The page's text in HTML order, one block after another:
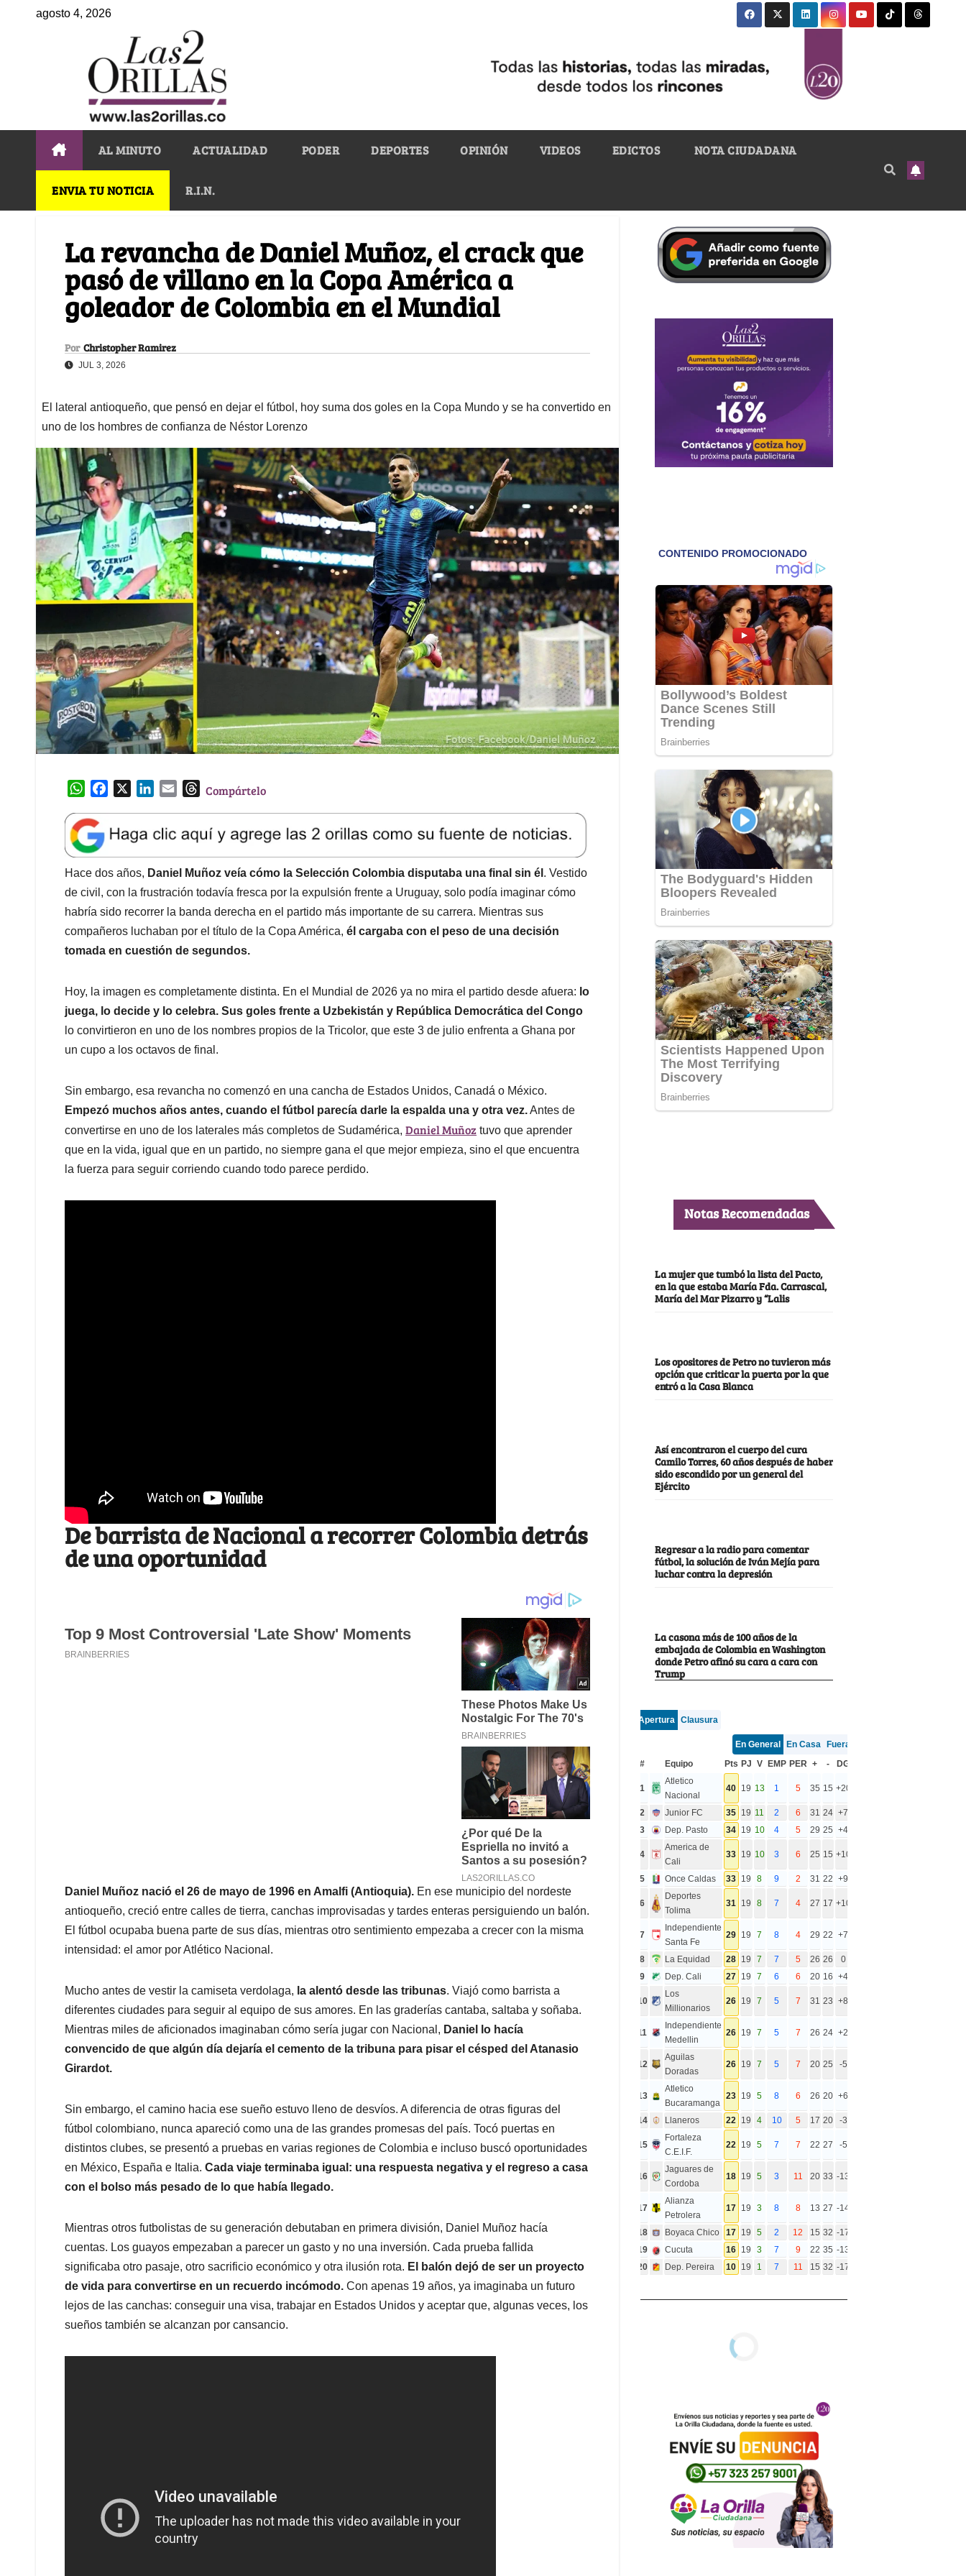
agosto 4, 2026
AL MINUTO ACTUALIDAD PODER DEPORTES OPINIÓN VIDEOS EDICTOS NOTA CIUDADANA
ENVIA TU NOTICIA R.I.N.
La revancha de Daniel Muñoz, el crack que
pasó de villano en la Copa América a
goleador de Colombia en el Mundial
Por Christopher Ramirez
JUL 3, 2026
El lateral antioqueño, que pensó en dejar el fútbol, hoy suma dos goles en la Copa Mundo y se ha convertido en
uno de los hombres de confianza de Néstor Lorenzo
W
a
t
s
A
p
p
e
b
o
o
k
k
e
d
I
n
l
T
e
a
d
s
Compártelo
Hace dos años, Daniel Muñoz veía cómo la Selección Colombia disputaba una final sin él . Vestido
de civil, con la frustración todavía fresca por la expulsión frente a Uruguay, solo podía imaginar cómo
habría sido recorrer la banda derecha en el partido más importante de su carrera. Mientras sus
compañeros luchaban por el título de la Copa América, él cargaba con el peso de una decisión
tomada en cuestión de segundos.
Hoy, la imagen es completamente distinta. En el Mundial de 2026 ya no mira el partido desde afuera: lo
juega, lo decide y lo celebra. Sus goles frente a Uzbekistán y República Democrática del Congo
lo convirtieron en uno de los nombres propios de la Tricolor, que este 3 de julio enfrenta a Ghana por
un cupo a los octavos de final.
Sin embargo, esa revancha no comenzó en una cancha de Estados Unidos, Canadá o México.
Empezó muchos años antes, cuando el fútbol parecía darle la espalda una y otra vez.Antes de
convertirse en uno de los laterales más completos de Sudamérica, Daniel Muñoz tuvo que aprender
que en la vida, igual que en un partido, no siempre gana el que mejor empieza, sino el que encuentra
la fuerza para seguir corriendo cuando todo parece perdido.
De barrista de Nacional a recorrer Colombia detrás
de una oportunidad
Daniel Muñoz nació el 26 de mayo de 1996 en Amalfi (Antioquia). En ese municipio del nordeste
antioqueño, creció entre calles de tierra, canchas improvisadas y tardes enteras persiguiendo un balón.
El fútbol ocupaba buena parte de sus días, mientras otro sentimiento empezaba a crecer con la misma
intensidad: el amor por Atlético Nacional.
Mucho antes de vestir la camiseta verdolaga, la alentó desde las tribunas. Viajó como barrista a
diferentes ciudades para seguir al equipo de sus amores. En las graderías cantaba, saltaba y soñaba.
Mientras miles de aficionados imaginaban cómo sería jugar con Nacional, Daniel lo hacía
convencido de que algún día dejaría el cemento de la tribuna para pisar el césped del Atanasio
Girardot.
Sin embargo, el camino hacia ese sueño estuvo lleno de desvíos. A diferencia de otras figuras del
fútbol colombiano, nunca apareció como una de las grandes promesas del país. Tocó puertas en
distintos clubes, se presentó a pruebas en varias regiones de Colombia e incluso buscó oportunidades
en México, España e Italia. Cada viaje terminaba igual: una respuesta negativa y el regreso a casa
con el bolso más pesado de lo que había llegado.
Mientras otros futbolistas de su generación debutaban en primera división, Daniel Muñoz hacía
cuentas. Los guayos empezaban a parecer un gasto y no una inversión. Cada prueba fallida
significaba otro pasaje, otro sacrificio económico y otra ilusión rota. El balón dejó de ser un proyecto
de vida para convertirse en un recuerdo incómodo. Con apenas 19 años, ya imaginaba un futuro
lejos de las canchas: conseguir una visa, trabajar en Estados Unidos y aceptar que, algunas veces, los
sueños también se alcanzan por cansancio.
Notas Recomendadas
La mujer que tumbó la lista del Pacto,
en la que estaba María Fda. Carrascal,
María del Mar Pizarro y “Lalis
Los opositores de Petro no tuvieron más
opción que criticar la puerta por la que
entró a la Casa Blanca
Así encontraron el cuerpo del cura
Camilo Torres, 60 años después de haber
sido escondido por un general del
Ejército
Regresar a la radio para comentar
fútbol, la solución de Iván Mejía para
luchar contra la depresión
La casona más de 100 años de la
embajada de Colombia en Washington
donde Petro afinó su cara a cara con
Trump
Apertura Clausura
En General En Casa
Fuera
#
Equipo Pts PJ V EMP PER + - DG
1
Atletico
Nacional
40 19 13 1 5 35 15 +20
2 Junior FC 35 19 11 2 6 31 24 +7
3
Dep. Pasto 34 19 10 4 5 29 25 +4
4
America de
Cali
33 19 10 3 6 25 15 +10
5 Once Caldas 33 19 8 9 2 31 22 +9
6
Deportes
Tolima
31 19 8 7 4 27 17 +10
7
Independiente
Santa Fe
29 19 7 8 4 29 22 +7
8 La Equidad 28 19 7 7 5 26 26
0
9
Dep. Cali 27 19 7 6 6 20 16 +4
10
Los
Millionarios
26 19 7 5 7 31 23 +8
11
Independiente
Medellin
26 19 7 5 7 26 24 +2
12
Aguilas
Doradas
26 19 7 5 7 20 25 -5
13
Atletico
Bucaramanga
23 19 5 8 6 26 20 +6
14 Llaneros 22 19 4 10 5 17 20 -3
15
Fortaleza
C.E.I.F.
22 19 5 7 7 22 27 -5
16
Jaguares de
Cordoba
18 19 5 3 11 20 33 -13
17
Alianza
Petrolera
17 19 3 8 8 13 27 -14
18 Boyaca Chico 17 19 5 2 12 15 32 -17
19
Cucuta 16 19 3 7 9 22 35 -13
20
Dep. Pereira 10 19 1 7 11 15 32 -17